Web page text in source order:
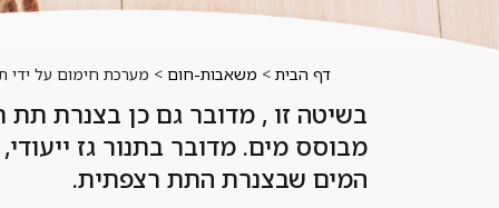
דף הבית> משאבות-חום > מערכת חימום על ידי
בשיטה זו , מדובר גם כן בצנרת תת
מבוסס מים. מדובר בתנור גז
המים שבצנרת התת רצפתית.